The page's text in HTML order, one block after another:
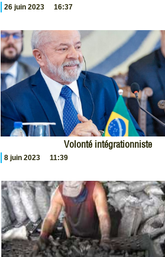
26 juin 2023 16:37
Volonté intégrationniste
8 juin 2023 11:39